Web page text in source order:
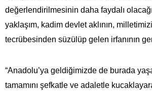
değerlendirilmesinin daha faydalı
yaklaşım, kadim devlet aklının,
tecrübesinden süzülüp gelen irfanının
“Anadolu’ya geldiğimizde de burada
tamamını şefkatle ve adaletle